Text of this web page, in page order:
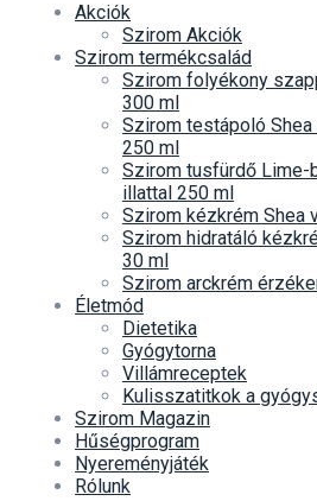
Akciók
Szirom Akciók
Szirom termékcsalád
Szirom folyékony
300 ml
Szirom testápoló
250 ml
Szirom tusfürdő Lime-
illattal 250 ml
Szirom kézkrém Shea
Szirom hidratáló
30 ml
Szirom arckrém
Életmód
Dietetika
Gyógytorna
Villámreceptek
Kulisszatitkok a
Szirom Magazin
Hűségprogram
Nyereményjáték
Rólunk